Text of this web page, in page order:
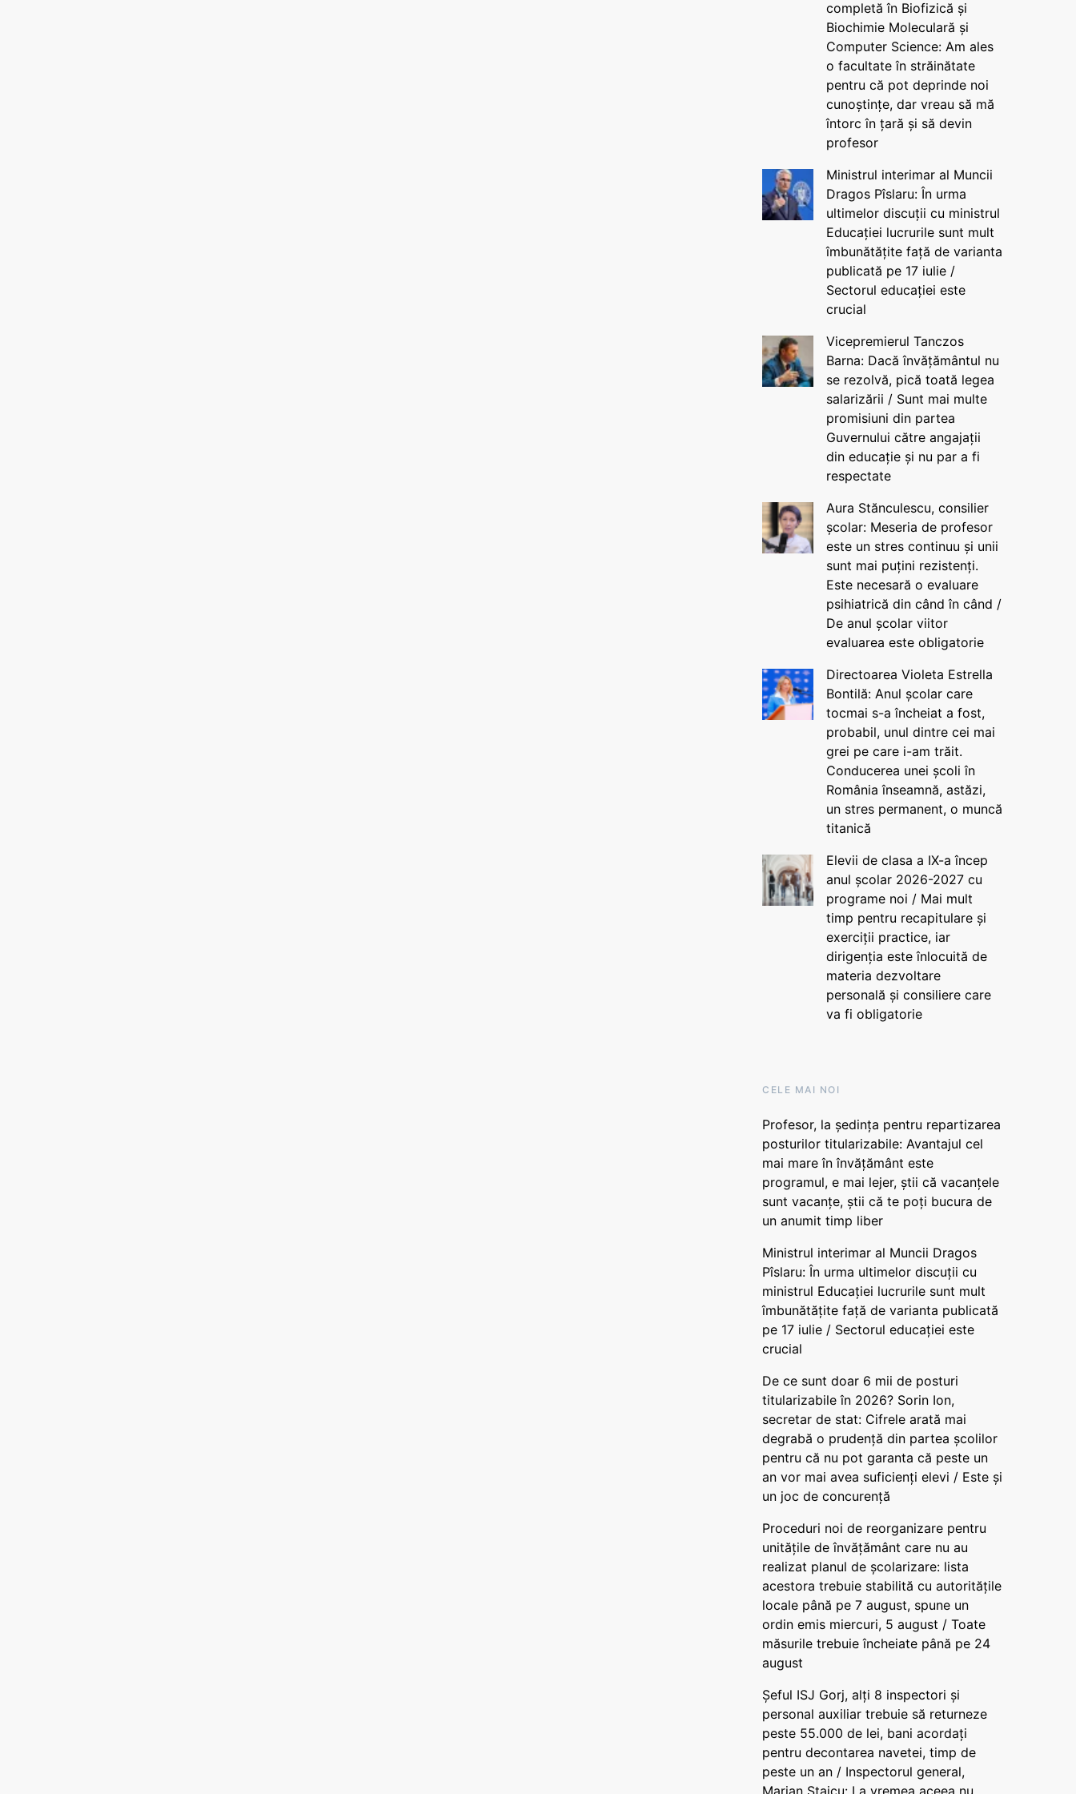
completă în Biofizică și
Biochimie Moleculară și
Computer Science: Am ales
o facultate în străinătate
pentru că pot deprinde noi
cunoștințe, dar vreau să mă
întorc în țară și să devin
profesor
Ministrul interimar al Muncii
Dragos Pîslaru: În urma
ultimelor discuții cu ministrul
Educației lucrurile sunt mult
îmbunătățite față de varianta
publicată pe 17 iulie /
Sectorul educației este
crucial
Vicepremierul Tanczos
Barna: Dacă învățământul nu
se rezolvă, pică toată legea
salarizării / Sunt mai multe
promisiuni din partea
Guvernului către angajații
din educație și nu par a fi
respectate
Aura Stănculescu, consilier
școlar: Meseria de profesor
este un stres continuu și unii
sunt mai puțini rezistenți.
Este necesară o evaluare
psihiatrică din când în când /
De anul școlar viitor
evaluarea este obligatorie
Directoarea Violeta Estrella
Bontilă: Anul școlar care
tocmai s-a încheiat a fost,
probabil, unul dintre cei mai
grei pe care i-am trăit.
Conducerea unei școli în
România înseamnă, astăzi,
un stres permanent, o muncă
titanică
Elevii de clasa a IX-a încep
anul școlar 2026-2027 cu
programe noi / Mai mult
timp pentru recapitulare și
exerciții practice, iar
dirigenția este înlocuită de
materia dezvoltare
personală și consiliere care
va fi obligatorie
CELE MAI NOI
Profesor, la ședința pentru repartizarea
posturilor titularizabile: Avantajul cel
mai mare în învățământ este
programul, e mai lejer, știi că vacanțele
sunt vacanţe, știi că te poți bucura de
un anumit timp liber
Ministrul interimar al Muncii Dragos
Pîslaru: În urma ultimelor discuții cu
ministrul Educației lucrurile sunt mult
îmbunătățite față de varianta publicată
pe 17 iulie / Sectorul educației este
crucial
De ce sunt doar 6 mii de posturi
titularizabile în 2026? Sorin Ion,
secretar de stat: Cifrele arată mai
degrabă o prudență din partea școlilor
pentru că nu pot garanta că peste un
an vor mai avea suficienți elevi / Este și
un joc de concurență
Proceduri noi de reorganizare pentru
unitățile de învățământ care nu au
realizat planul de școlarizare: lista
acestora trebuie stabilită cu autoritățile
locale până pe 7 august, spune un
ordin emis miercuri, 5 august / Toate
măsurile trebuie încheiate până pe 24
august
Șeful ISJ Gorj, alți 8 inspectori și
personal auxiliar trebuie să returneze
peste 55.000 de lei, bani acordați
pentru decontarea navetei, timp de
peste un an / Inspectorul general,
Marian Staicu: La vremea aceea nu